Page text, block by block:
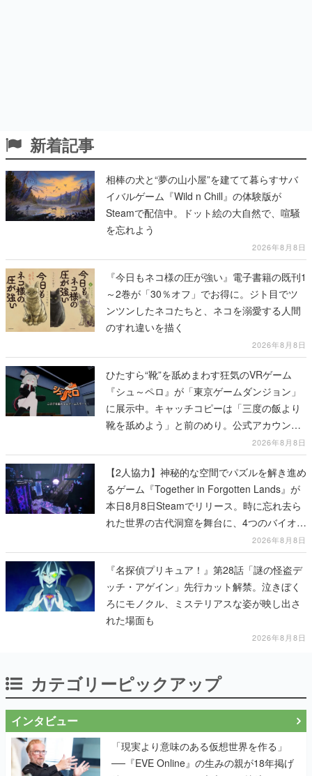
新着記事
相棒の犬と“夢の山小屋”を建てて暮らすサバ
イバルゲーム『Wild n Chill』の体験版が
Steamで配信中。ドット絵の大自然で、喧騒
を忘れよう
2026年8月8日
『今日もネコ様の圧が強い』電子書籍の既刊1
～2巻が「30％オフ」でお得に。ジト目でツ
ンツンしたネコたちと、ネコを溺愛する人間
のすれ違いを描く
2026年8月8日
ひたすら“靴”を舐めまわす狂気のVRゲーム
『シュ～ペロ』が「東京ゲームダンジョン」
に展示中。キャッチコピーは「三度の飯より
靴を舐めよう」と前のめり。公式アカウント
も開設され、2026年リリースに向けて開発中
2026年8月8日
【2人協力】神秘的な空間でパズルを解き進め
るゲーム『Together in Forgotten Lands』が
本日8月8日Steamでリリース。時に忘れ去ら
れた世界の古代洞窟を舞台に、4つのバイオー
2026年8月8日
『名探偵プリキュア！』第28話「謎の怪盗デ
ッチ・アゲイン」先行カット解禁。泣きぼく
ろにモノクル、ミステリアスな姿が映し出さ
れた場面も
2026年8月8日
カテゴリーピックアップ
インタビュー
「現実より意味のある仮想世界を作る」
──『EVE Online』の生みの親が18年掲げ